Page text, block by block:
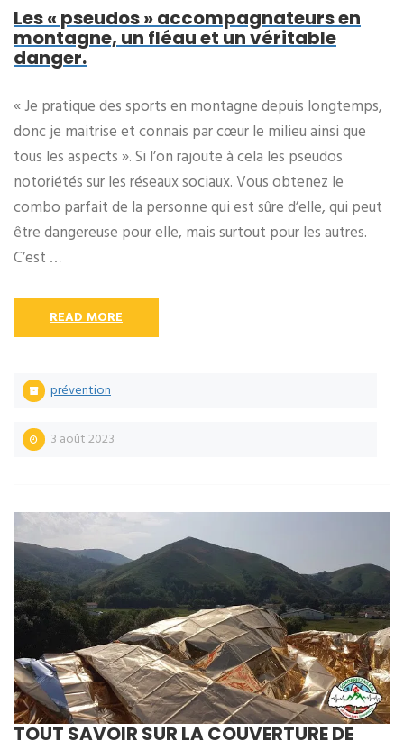
Les « pseudos » accompagnateurs en
montagne, un fléau et un véritable
danger.
« Je pratique des sports en montagne depuis longtemps,
donc je maitrise et connais par cœur le milieu ainsi que
tous les aspects ». Si l’on rajoute à cela les pseudos
notoriétés sur les réseaux sociaux. Vous obtenez le
combo parfait de la personne qui est sûre d’elle, qui peut
être dangereuse pour elle, mais surtout pour les autres.
C’est …
READ MORE
prévention
3 août 2023
TOUT SAVOIR SUR LA COUVERTURE DE